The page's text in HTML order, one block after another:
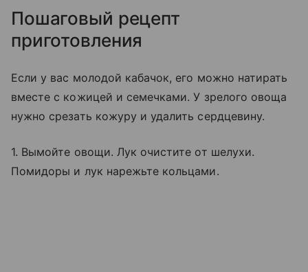
Пошаговый рецепт
приготовления
Если у вас молодой кабачок, его можно натирать
вместе с кожицей и семечками. У зрелого овоща
нужно срезать кожуру и удалить сердцевину.
1. Вымойте овощи. Лук очистите от шелухи.
Помидоры и лук нарежьте кольцами.